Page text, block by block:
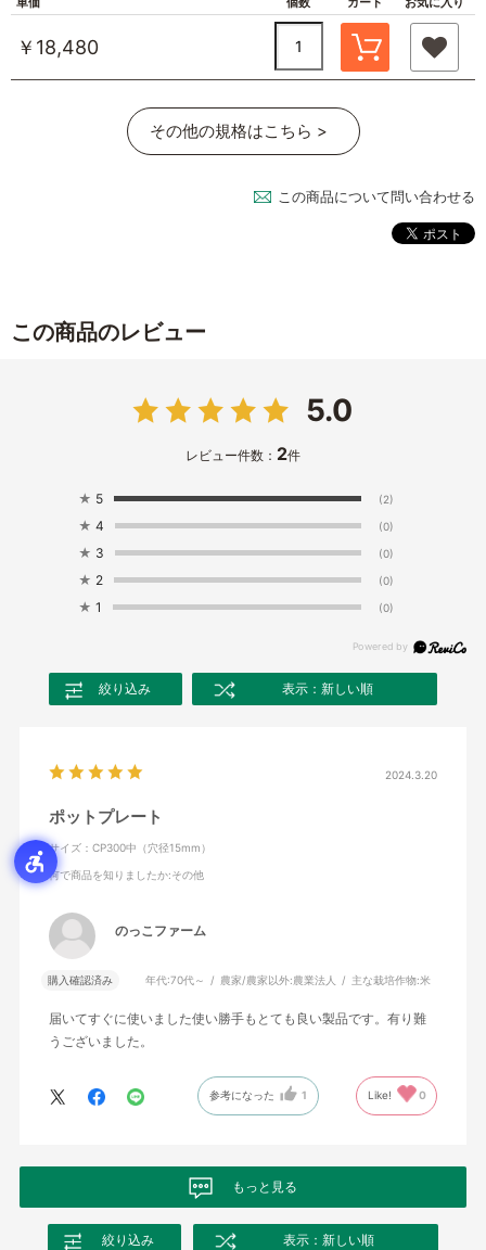
￥18,480
その他の規格はこちら >
この商品について問い合わせる
この商品のレビュー
5.0
レビュー件数： 2件
★ 5 (2)
★ 4 (0)
★ 3 (0)
★ 2 (0)
★ 1 (0)
絞り込み 表示：新しい順
2024.3.20
ポットプレート
サイズ：CP300中（穴径15mm）
何で商品を知りましたか:その他
のっこファーム
購入確認済み 年代:70代～ 農家/農家以外:農業法人 主な栽培作物:米
届いてすぐに使いました使い勝手もとても良い製品です。有り難
うございました。
参考になった 1 Like! 0
もっと見る
絞り込み 表示：新しい順